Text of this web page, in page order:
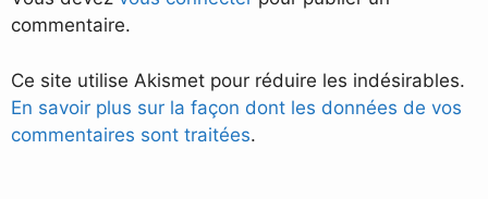
commentaire.
Ce site utilise Akismet pour réduire les indésirables.
En savoir plus sur la façon dont les données de vos
commentaires sont traitées.